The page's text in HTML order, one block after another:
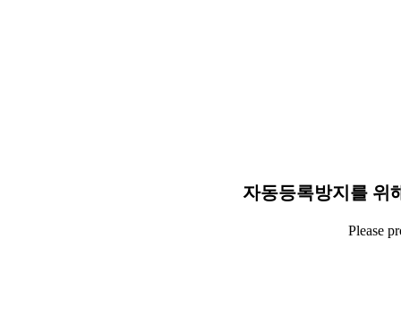
자동등록방지를 위
Please